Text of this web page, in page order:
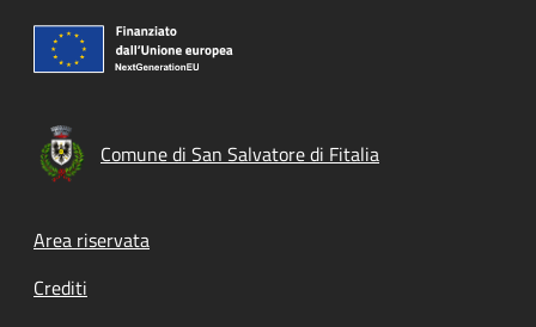
Comune di San Salvatore di Fitalia
Footer menu
Area riservata
Crediti